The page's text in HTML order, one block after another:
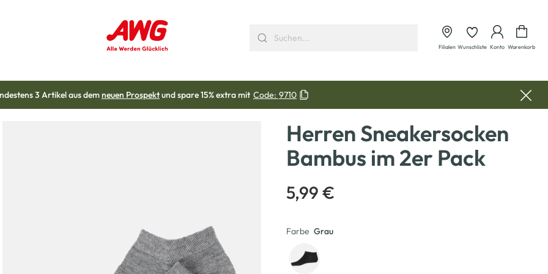
Filialen Wunschliste Konto Warenkorb
3 Artikel aus demneuen Prospektund spare 15% extra mit Code: 9710
Herren Sneakersocken
Bambus im 2er Pack
5,99 €
Farbe Grau